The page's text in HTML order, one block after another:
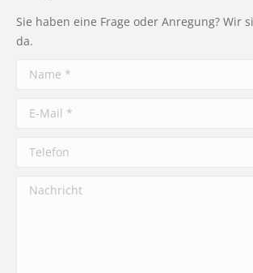
Sie haben eine Frage oder Anregung? Wir
da.
Name *
E-Mail *
Telefon
Nachricht